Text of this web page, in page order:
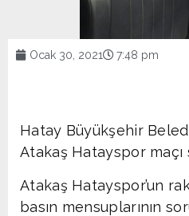
Ocak 30, 2021 7:48 pm
Hatay Büyükşehir
Atakaş Hatayspor maçı
Atakaş Hatayspor’un
basın mensuplarının